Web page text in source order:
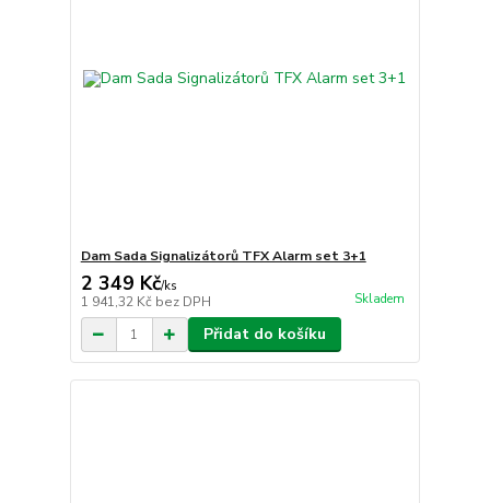
Dam Sada Signalizátorů TFX Alarm set 3+1
2 349 Kč/ks
1 941,32 Kč bez DPH Skladem
Přidat do košíku